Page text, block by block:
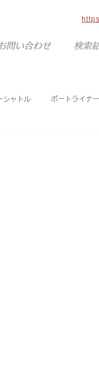
問い合わせ 検索
シャトル ポートライナー